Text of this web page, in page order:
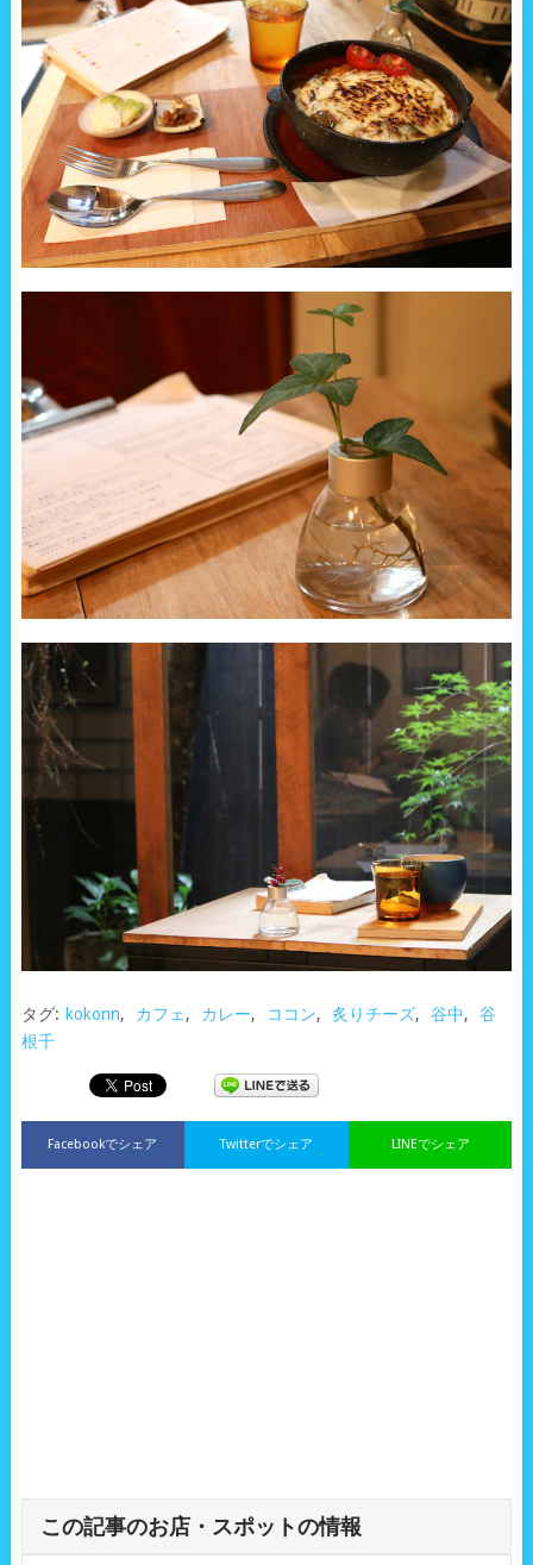
タグ: kokonn, カフェ , カレー, ココン, 炙りチーズ, 谷中,
谷
根千
Facebookでシェア LINEでシェア
Twitterでシェア
この記事のお店・スポットの情報